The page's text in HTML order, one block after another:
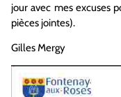
jour avec mes excuses
pièces jointes).
Gilles Mergy